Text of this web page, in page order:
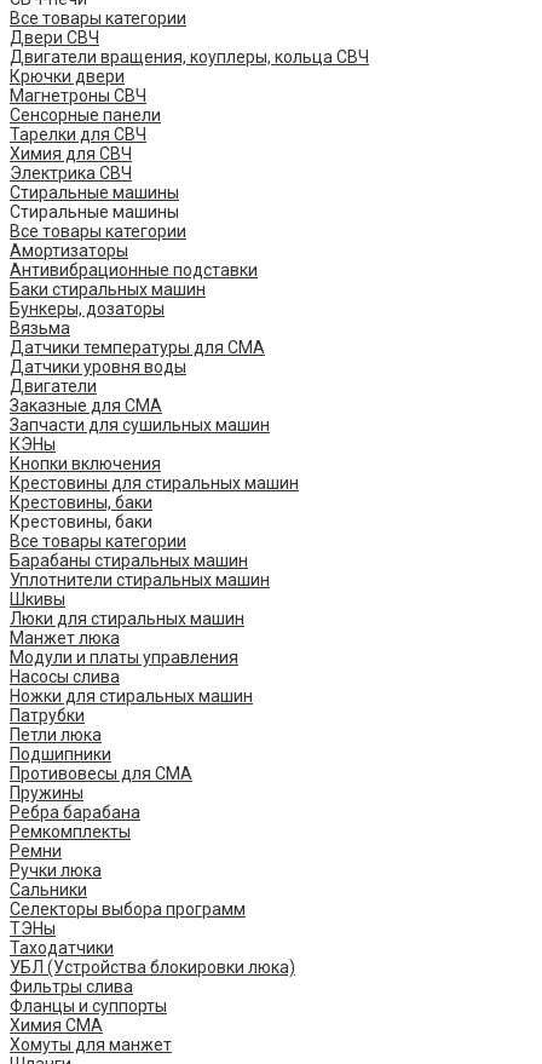
Все товары категории
Двери СВЧ
Двигатели вращения, коуплеры, кольца СВЧ
Крючки двери
Магнетроны СВЧ
Сенсорные панели
Тарелки для СВЧ
Химия для СВЧ
Электрика СВЧ
Стиральные машины
Стиральные машины
Все товары категории
Амортизаторы
Антивибрационные подставки
Баки стиральных машин
Бункеры, дозаторы
Вязьма
Датчики температуры для СМА
Датчики уровня воды
Двигатели
Заказные для СМА
Запчасти для сушильных машин
КЭНы
Кнопки включения
Крестовины для стиральных машин
Крестовины, баки
Крестовины, баки
Все товары категории
Барабаны стиральных машин
Уплотнители стиральных машин
Шкивы
Люки для стиральных машин
Манжет люка
Модули и платы управления
Насосы слива
Ножки для стиральных машин
Патрубки
Петли люка
Подшипники
Противовесы для СМА
Пружины
Ребра барабана
Ремкомплекты
Ремни
Ручки люка
Сальники
Селекторы выбора программ
ТЭНы
Таходатчики
УБЛ (Устройства блокировки люка)
Фильтры слива
Фланцы и суппорты
Химия СМА
Хомуты для манжет